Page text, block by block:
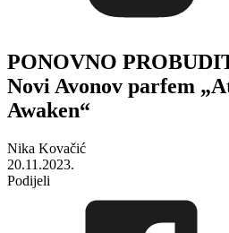
PONOVNO
Novi Avonov parfem
Awaken“
Nika Kovačić
20.11.2023.
Podijeli